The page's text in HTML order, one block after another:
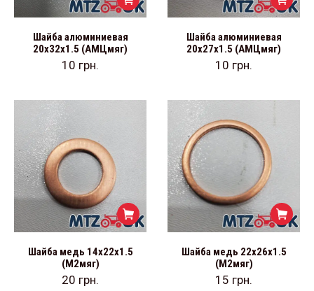
Шайба алюминиевая
20х32х1.5 (АМЦмяг)
10 грн.
Шайба алюминиевая
20х27х1.5 (АМЦмяг)
10 грн.
Шайба медь 14х22х1.5
(М2мяг)
20 грн.
Шайба медь 22х26х1.5
(М2мяг)
15 грн.